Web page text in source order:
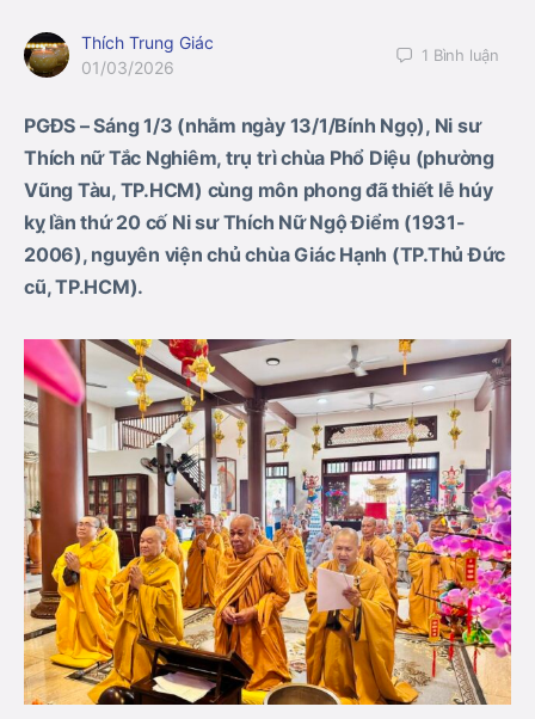
Thích Trung Giác
01/03/2026
1 Bình luận
PGĐS – Sáng1/3 (nhằm ngày 13/1/Bính Ngọ), Ni sư
Thích nữ Tắc Nghiêm, trụ trì chùa Phổ Diệu (phường
Vũng Tàu, TP.HCM) cùng môn phong đã thiết lễ húy
kỵ lần thứ20cố Ni sư Thích Nữ Ngộ Điểm (1931-
2006), nguyên viện chủ chùa Giác Hạnh (TP.Thủ Đức
cũ, TP.HCM).